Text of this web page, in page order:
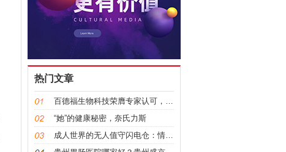
热门文章
百德福生物科技荣膺专家认可，非药物疗法学术大会展现
“她”的健康秘密，奈氏力斯
成人世界的无人值守闪电仓：情趣生活小助手